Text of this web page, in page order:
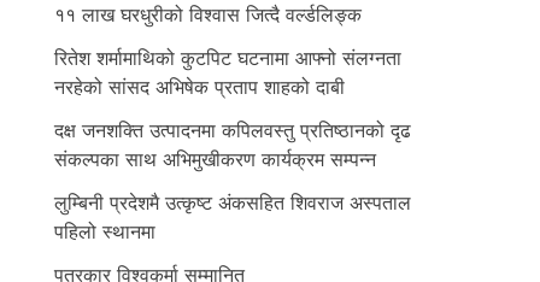
११ लाख घरधुरीको विश्वास जित्दै वर्ल्डलिङ्क
रितेश शर्मामाथिको कुटपिट घटनामा आफ्नो संलग्नता
नरहेको सांसद अभिषेक प्रताप शाहको दाबी
दक्ष जनशक्ति उत्पादनमा कपिलवस्तु प्रतिष्ठानको दृढ
संकल्पका साथ अभिमुखीकरण कार्यक्रम सम्पन्न
लुम्बिनी प्रदेशमै उत्कृष्ट अंकसहित शिवराज अस्पताल
पहिलो स्थानमा
पत्रकार विश्वकर्मा सम्मानित